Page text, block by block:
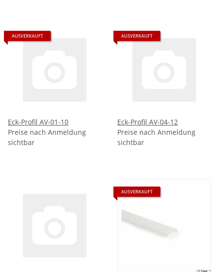
AUSVERKAUFT
Eck-Profil AV-01-10
Preise nach Anmeldung
sichtbar
AUSVERKAUFT
Eck-Profil AV-04-12
Preise nach Anmeldung
sichtbar
AUSVERKAUFT